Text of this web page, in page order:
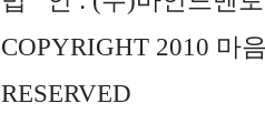
COPYRIGHT 2010 마
RESERVED